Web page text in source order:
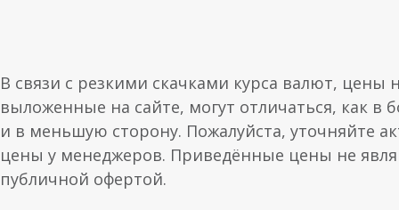
В связи с резкими скачками курса валют, цены
выложенные на сайте, могут отличаться, как в
и в меньшую сторону. Пожалуйста, уточняйте
цены у менеджеров. Приведённые цены не
публичной офертой.